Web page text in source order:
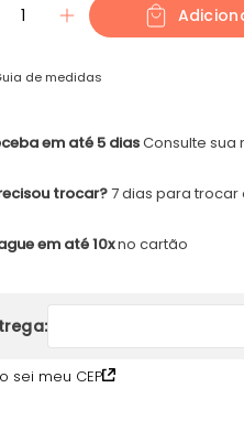
1
de medidas
em até 5 diasConsulte sua
trocar?7 dias para trocar
em até 10xno cartão
sei meu CEP